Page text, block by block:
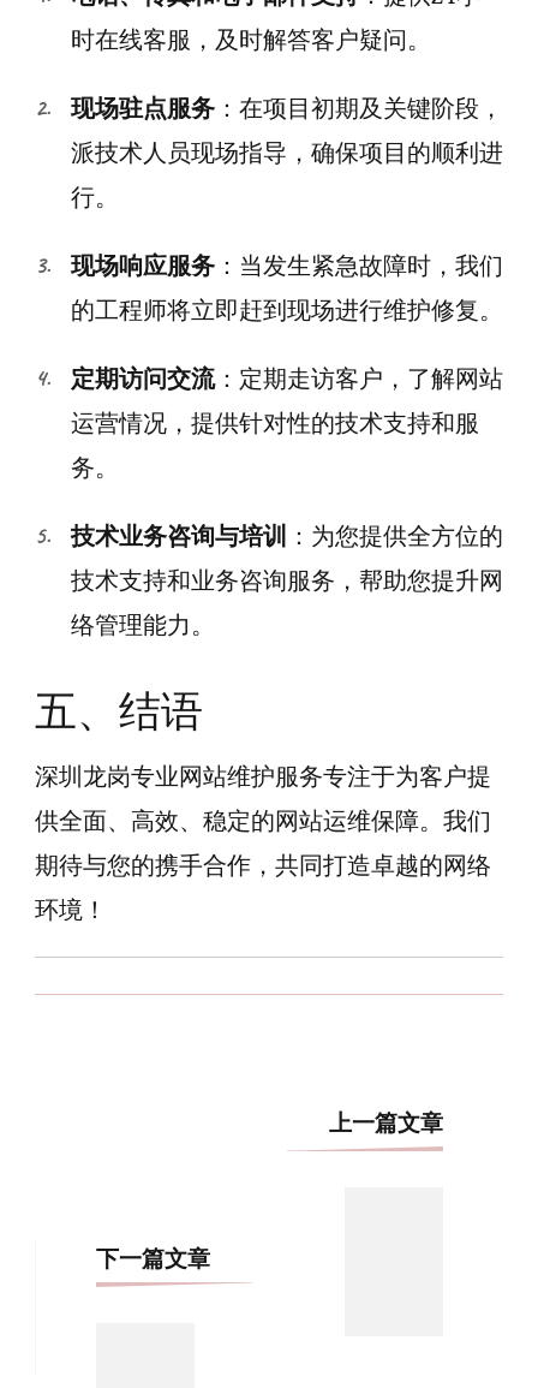
时在线客服，及时解答客户疑问。
现场驻点服务 ：在项目初期及关键阶段，
派技术人员现场指导，确保项目的顺利进
行。
现场响应服务 ：当发生紧急故障时，我们
的工程师将立即赶到现场进行维护修复。
定期访问交流：定期走访客户，了解网站
运营情况，提供针对性的技术支持和服
务。
技术业务咨询与培训 ：为您提供全方位的
技术支持和业务咨询服务，帮助您提升网
络管理能力。
五、结语
深圳龙岗专业网站维护服务专注于为客户提
供全面、高效、稳定的网站运维保障。我们
期待与您的携手合作，共同打造卓越的网络
环境！
上一篇文章
下一篇文章